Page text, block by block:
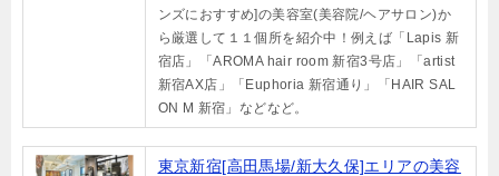
ンズにおすすめ]の美容室(美容院/ヘアサロン)か
ら厳選して１１個所を紹介中！例えば「Lapis 新
宿店」「AROMA hair room 新宿3号店」「artist
新宿AX店」「Euphoria 新宿通り」「HAIR SAL
ON M 新宿」などなど。
東京新宿[高田馬場/新大久保]エリアの美容